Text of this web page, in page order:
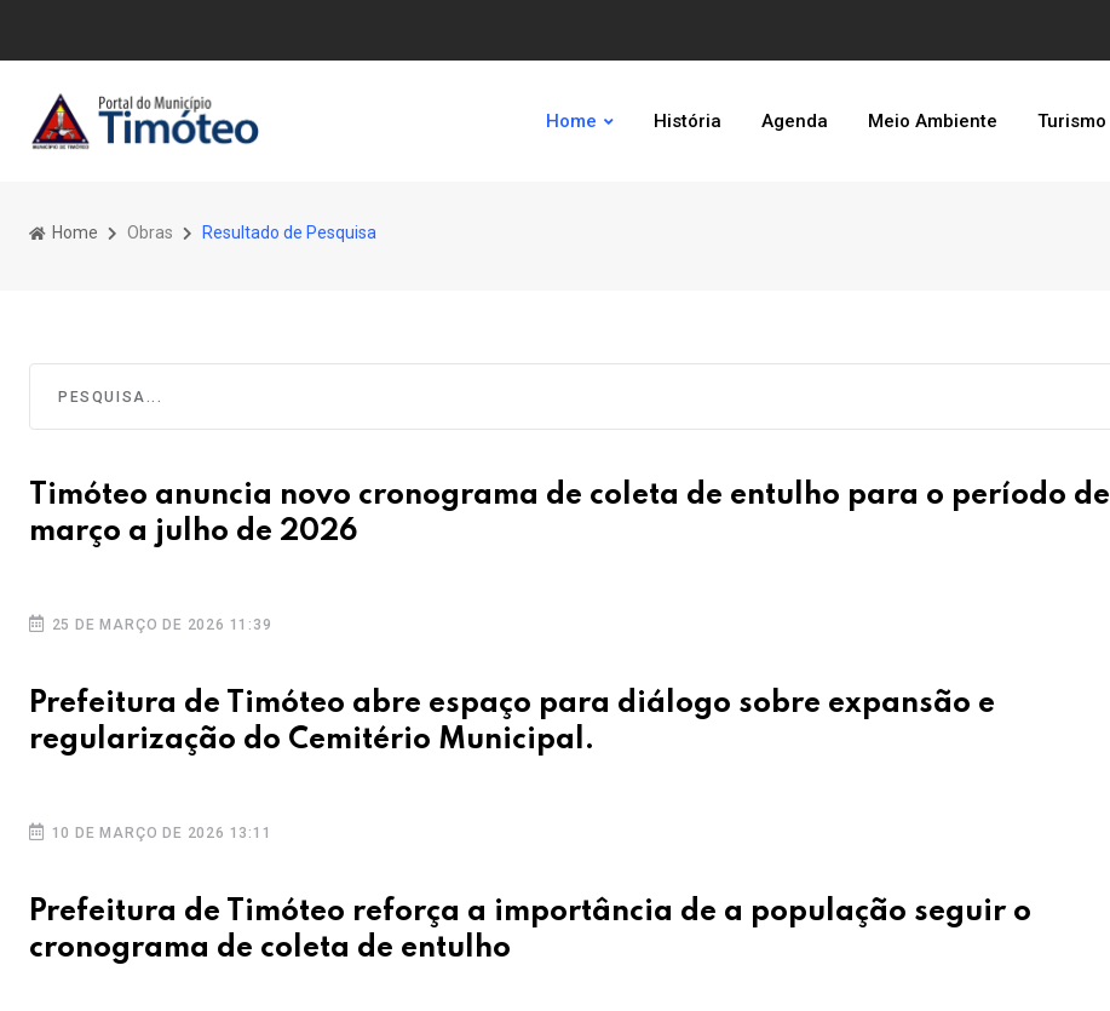
Home História Agenda Meio Ambiente Turismo
Home Obras Resultado de Pesquisa
Timóteo anuncia novo cronograma de coleta de entulho para o período de
março a julho de 2026
25 DE MARÇO DE 2026 11:39
Prefeitura de Timóteo abre espaço para diálogo sobre expansão e
regularização do Cemitério Municipal.
10 DE MARÇO DE 2026 13:11
Prefeitura de Timóteo reforça a importância de a população seguir o
cronograma de coleta de entulho